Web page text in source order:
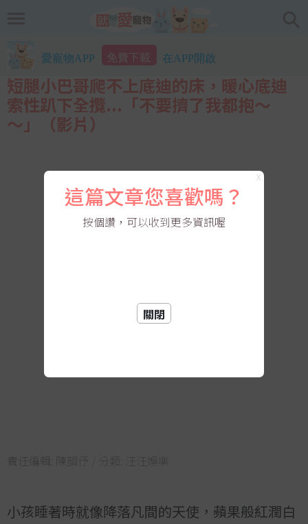
愛寵物APP 免費下載 在APP開啟
短腿小巴哥爬不上底迪的床，暖心底迪
索性趴下全攬...「不要擠了我都抱～
～」（影片）
責任編輯: 陳韻伃 / 分類: 汪汪娛樂
小孩睡著時就像降落凡間的天使，蘋果般紅潤白
X
這篇文章您喜歡嗎？
按個讚，可以收到更多資訊喔
關閉